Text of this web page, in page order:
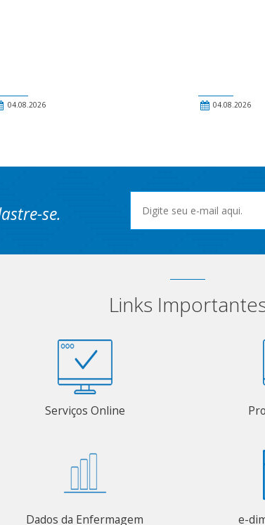
04.08.2026 04.08.2026
se.
Links
Serviços Online
Dados da Enfermagem e-